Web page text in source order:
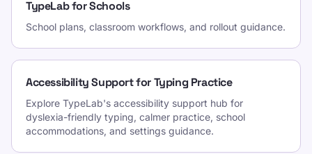
TypeLab for Schools
School plans, classroom workflows, and rollout guidance.
Accessibility Support for Typing Practice
Explore TypeLab's accessibility support hub for
dyslexia-friendly typing, calmer practice, school
accommodations, and settings guidance.